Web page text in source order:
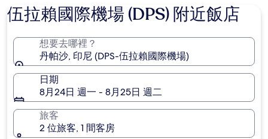
伍拉賴國際機場 (DPS) 附近飯店
想要去哪裡？
丹帕沙, 印尼 (DPS-伍拉賴國際機場)
日期
8月24日 週一 - 8月25日 週二
旅客
2 位旅客, 1 間客房